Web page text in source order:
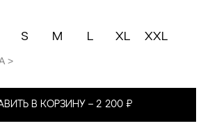
S M L XL XXL
>
В КОРЗИНУ – 2 200 ₽